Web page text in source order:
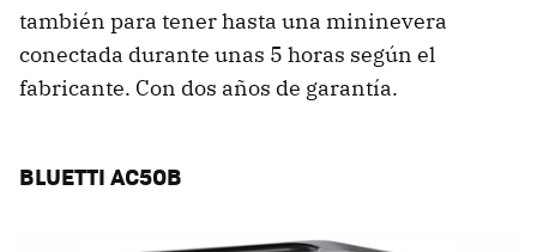
también para tener hasta una mininevera
conectada durante unas 5 horas según el
fabricante. Con dos años de garantía.
BLUETTI AC50B